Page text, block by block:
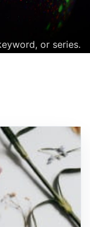
or series.